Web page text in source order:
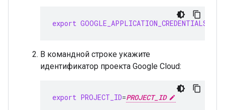
export GOOGLE_APPLICATION_CREDENTIALS
В командной строке укажите
идентификатор проекта Google Cloud:
export PROJECT_ID=PROJECT_ID